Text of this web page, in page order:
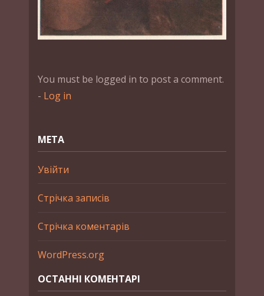
You must be logged in to post a comment.
- Log in
МЕТА
Увійти
Стрічка записів
Стрічка коментарів
WordPress.org
ОСТАННІ КОМЕНТАРІ